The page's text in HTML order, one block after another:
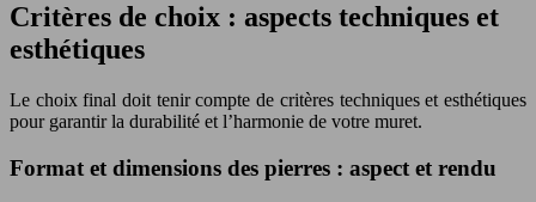
Critères de choix : aspects techniques et
esthétiques
Le choix final doit tenir compte de critères techniques et esthétiques
pour garantir la durabilité et l’harmonie de votre muret.
Format et dimensions des pierres : aspect et rendu